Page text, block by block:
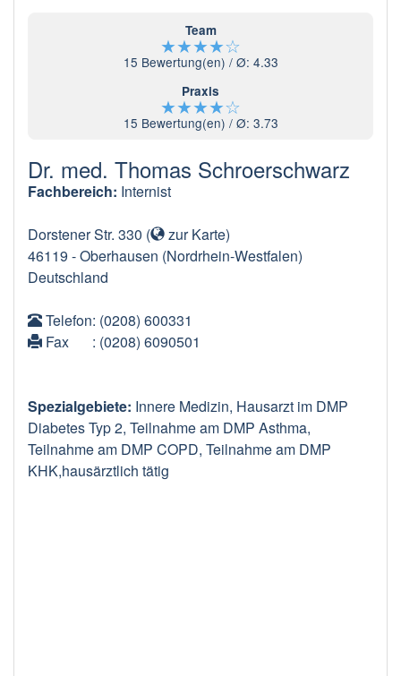
Team
★★★★☆
15 Bewertung(en) / Ø: 4.33
Praxis
★★★★☆
15 Bewertung(en) / Ø: 3.73
Dr. med. Thomas Schroerschwarz
Fachbereich: Internist
Dorstener Str. 330 ( zur Karte)
46119 -Oberhausen (Nordrhein-Westfalen)
Deutschland
Telefon: (0208) 600331
Fax
: (0208) 6090501
Spezialgebiete: Innere Medizin, Hausarzt im DMP
Diabetes Typ 2, Teilnahme am DMP Asthma,
Teilnahme am DMP COPD, Teilnahme am DMP
KHK,hausärztlich tätig